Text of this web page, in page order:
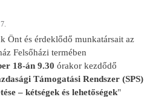
Önt és érdeklődő munkatársait az
Felsőházi termében
18-án 9.30 órakor kezdődő
Támogatási Rendszer (SPS)
– kétségek és lehetőségek"